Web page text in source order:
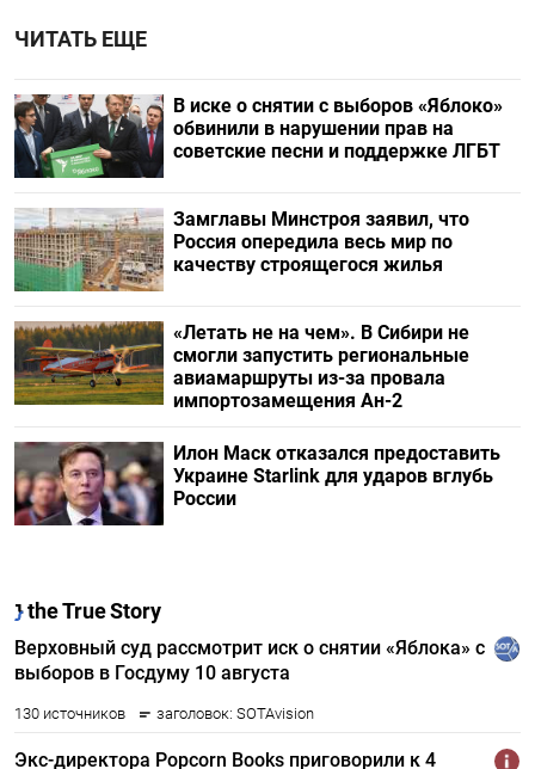
ЧИТАТЬ ЕЩЕ
В иске о снятии с выборов «Яблоко»
обвинили в нарушении прав на
советские песни и поддержке ЛГБТ
Замглавы Минстроя заявил, что
Россия опередила весь мир по
качеству строящегося жилья
«Летать не на чем». В Сибири не
смогли запустить региональные
авиамаршруты из-за провала
импортозамещения Ан-2
Илон Маск отказался предоставить
Украине Starlink для ударов вглубь
России